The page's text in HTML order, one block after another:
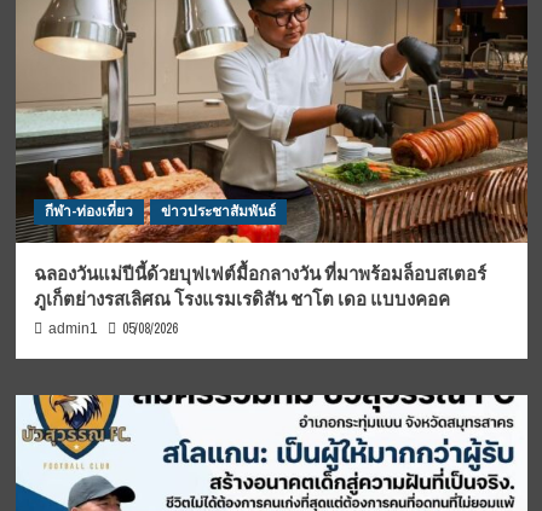
กีฬา-ท่องเที่ยว ข่าวประชาสัมพันธ์
ฉลองวันแม่ปีนี้ด้วยบุฟเฟต์มื้อกลางวัน ที่มาพร้อมล็อบสเตอร์
ภูเก็ตย่างรสเลิศณ โรงแรมเรดิสัน ชาโต เดอ แบบงคอค
admin1 05/08/2026